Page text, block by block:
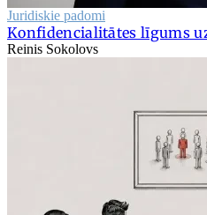
Juridiskie padomi
Konfidencialitātes līgums
Reinis Sokolovs